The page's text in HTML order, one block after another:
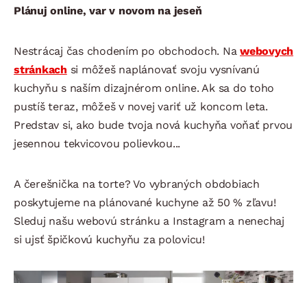
Plánuj online, var v novom na jeseň
Nestrácaj čas chodením po obchodoch. Na webovych
stránkach si môžeš naplánovať svoju vysnívanú
kuchyňu s naším dizajnérom online. Ak sa do toho
pustíš teraz, môžeš v novej variť už koncom leta.
Predstav si, ako bude tvoja nová kuchyňa voňať prvou
jesennou tekvicovou polievkou...
A čerešnička na torte? Vo vybraných obdobiach
poskytujeme na plánované kuchyne až 50 % zľavu!
Sleduj našu webovú stránku a Instagram a nenechaj
si ujsť špičkovú kuchyňu za polovicu!